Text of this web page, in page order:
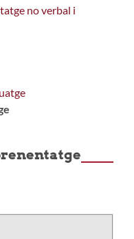
no verbal i